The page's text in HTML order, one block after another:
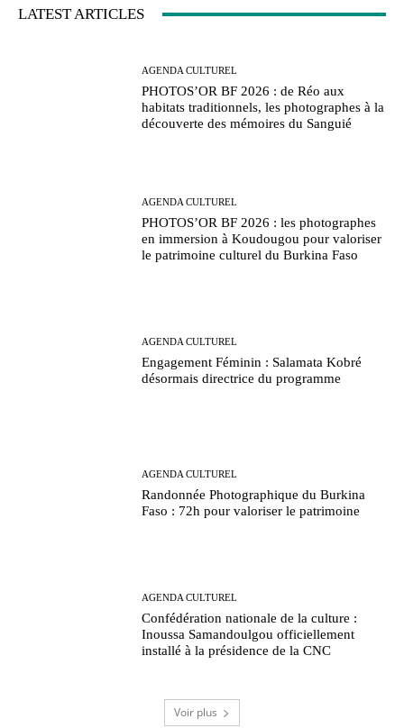
LATEST ARTICLES
AGENDA CULTUREL
PHOTOS’OR BF 2026 : de Réo aux
habitats traditionnels, les photographes à la
découverte des mémoires du Sanguié
AGENDA CULTUREL
PHOTOS’OR BF 2026 : les photographes
en immersion à Koudougou pour valoriser
le patrimoine culturel du Burkina Faso
AGENDA CULTUREL
Engagement Féminin : Salamata Kobré
désormais directrice du programme
AGENDA CULTUREL
Randonnée Photographique du Burkina
Faso : 72h pour valoriser le patrimoine
AGENDA CULTUREL
Confédération nationale de la culture :
Inoussa Samandoulgou officiellement
installé à la présidence de la CNC
Voir plus